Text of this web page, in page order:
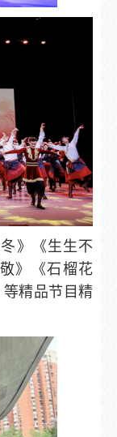
》《生生不
》《石榴花
等精品节目 精